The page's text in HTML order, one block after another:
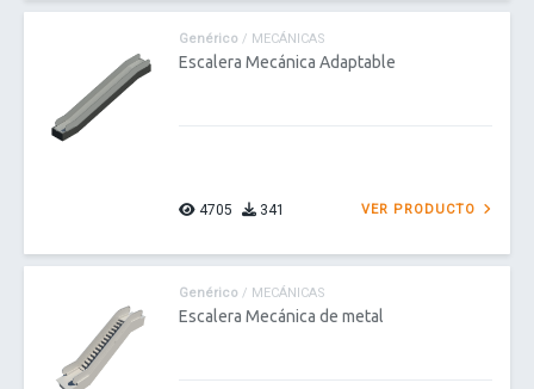
Genérico / MECÁNICAS
Escalera Mecánica Adaptable
4705 341 VER PRODUCTO
Genérico / MECÁNICAS
Escalera Mecánica de metal